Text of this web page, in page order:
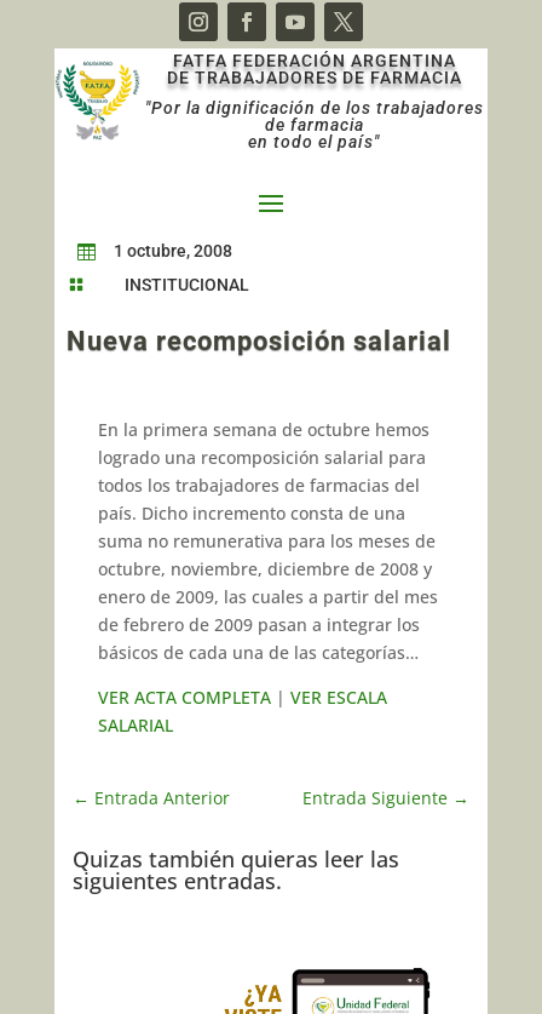
FATFA FEDERACIÓN ARGENTINA
DE TRABAJADORES DE FARMACIA
"Por la dignificación de los trabajadores
de farmacia
en todo el país"
 1 octubre, 2008
 INSTITUCIONAL
Nueva recomposición salarial
En la primera semana de octubre hemos
logrado una recomposición salarial para
todos los trabajadores de farmacias del
país. Dicho incremento consta de una
suma no remunerativa para los meses de
octubre, noviembre, diciembre de 2008 y
enero de 2009, las cuales a partir del mes
de febrero de 2009 pasan a integrar los
básicos de cada una de las categorías…
VER ACTA COMPLETA| VER ESCALA
SALARIAL
← Entrada Anterior Entrada Siguiente →
Quizas también quieras leer las
siguientes entradas.